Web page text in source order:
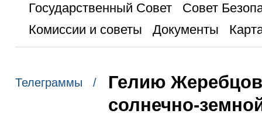
Государственный Совет
Совет
Комиссии и советы
Документы
Телеграммы /
Гелию
солнечно-